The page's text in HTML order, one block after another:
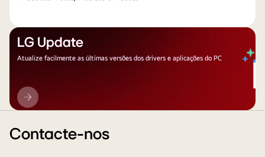
LG Update
Atualize facilmente as últimas versões dos drivers e aplicações do PC
LG
Update
Contacte-nos